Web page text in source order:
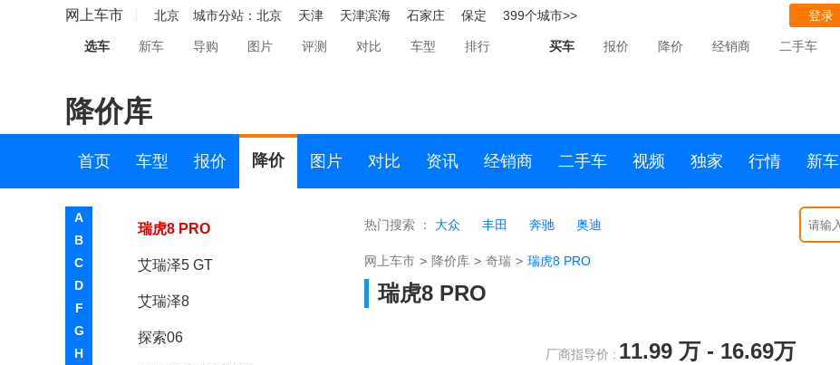
网上车市 北京 城市分站： 北京 天津 天津滨海 石家庄 保定 399个城市>> 登录
选车 新车 导购 图片 评测 对比 车型 排行 买车 报价 降价 经销商 二手车
降价库
首页 车型 报价 降价 图片 对比 资讯 经销商 二手车 视频 独家 行情 新车
A
B
C
D
F
G
H
艾瑞泽5 PLUS
瑞虎8 PLUS新能源
欧萌达
瑞虎9
瑞虎7 PLUS新能源
瑞虎8 PRO
艾瑞泽5 GT
艾瑞泽8
探索06
热门搜索 ： 大众 丰田 奔驰 奥迪
网上车市 > 降价库 > 奇瑞 > 瑞虎8 PRO
瑞虎8 PRO
厂商指导价 : 11.99 万 - 16.69万